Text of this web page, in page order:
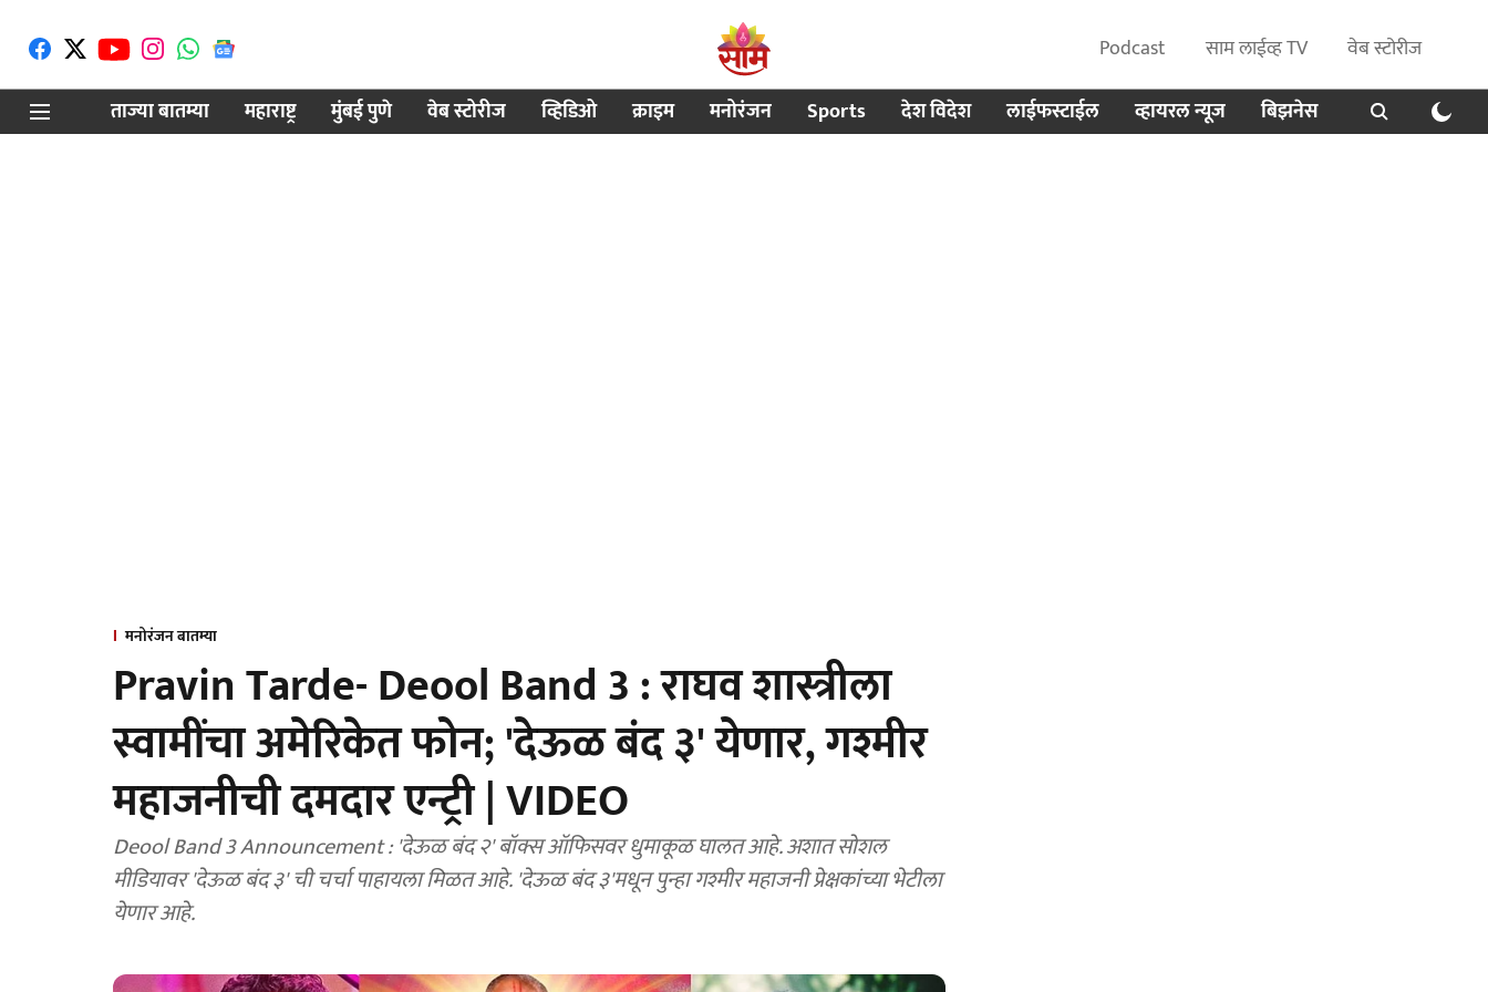
Podcast साम लाईव्ह TV
वेब स्टोरीज
ताज्या बातम्या
महाराष्ट्र मुंबई पुणे वेब स्टोरीज व्हिडिओ क्राइम मनोरंजन Sports देश विदेश लाईफस्टाईल व्हायरल न्यूज बिझनेस
मनोरंजन बातम्या
Pravin Tarde- Deool Band 3 : राघव शास्त्रीला
स्वामींचा अमेरिकेत फोन; 'देऊळ बंद ३' येणार, गश्मीर
महाजनीची दमदार एन्ट्री | VIDEO
Deool Band 3 Announcement : 'देऊळ बंद २' बॉक्स ऑफिसवर धुमाकूळ घालत आहे. अशात सोशल
मीडियावर 'देऊळ बंद ३' ची चर्चा पाहायला मिळत आहे. 'देऊळ बंद ३'मधून पुन्हा गश्मीर महाजनी प्रेक्षकांच्या भेटीला
येणार आहे.